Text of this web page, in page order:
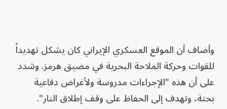
وأضاف أن الموقع العسكري الإيراني كان يشكل تهديداً
للقوات وحركة الملاحة البحرية في مضيق هرمز. وشدد
على أن هذه "الإجراءات مدروسة ولأغراض دفاعية
بحتة، وتهدف إلى الحفاظ على وقف إطلاق النار".